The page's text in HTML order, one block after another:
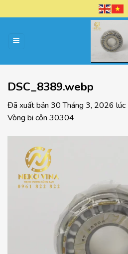
đến
dung
DSC_8389.webp
Đã xuất bản 30 Tháng 3, 2026 lúc
Vòng bi côn 30304